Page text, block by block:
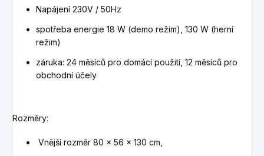
Napájení 230V / 50Hz
spotřeba energie 18 W (demo režim), 130 W (herní
režim)
záruka: 24 měsíců pro domácí použití, 12 měsíců pro
obchodní účely
Rozměry:
Vnější rozměr 80 x 56 x 130 cm,